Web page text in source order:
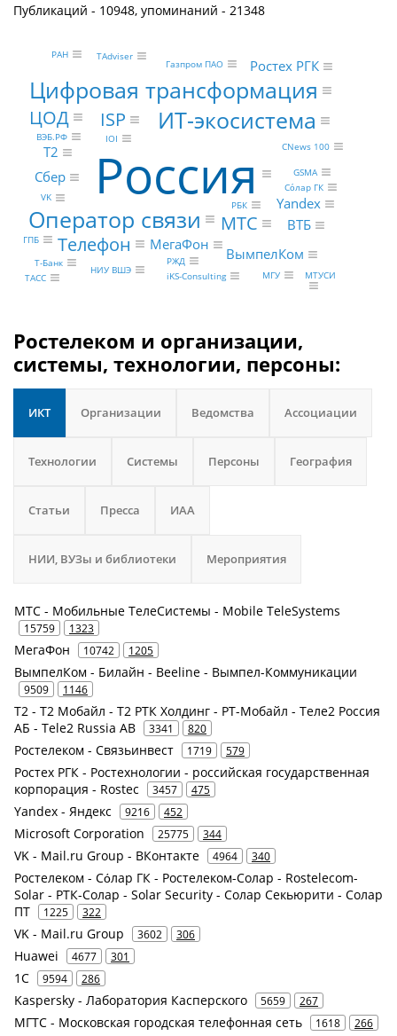
Публикаций - 10948, упоминаний - 21348
Россия
ИТ-экосистема
Оператор связи
Цифровая трансформация
ISP
МТС
Телефон
ЦОД
МегаФон
ВымпелКом
Т2
Сбер
Ростех РГК
ВТБ
Yandex
РБК
VK
IOI
РЖД
Сόлар ГК
GSMA
CNews 100
ГПБ
Газпром ПАО
Т-Банк
ВЭБ.РФ
НИУ ВШЭ
ТАСС iKS-Consulting МГУ МТУСИ
TAdviser
РАН
Ростелеком и организации,
системы, технологии, персоны:
ИКТ Организации Ведомства Ассоциации
Технологии Системы Персоны География
Статьи Пресса ИАА
НИИ, ВУЗы и библиотеки Мероприятия
МТС - Мобильные ТелеСистемы - Mobile TeleSystems
15759 1323
МегаФон 10742 1205
ВымпелКом - Билайн - Beeline - Вымпел-Коммуникации
9509 1146
Т2 - Т2 Мобайл - Т2 РТК Холдинг - РТ-Мобайл - Теле2 Россия
АБ - Tele2 Russia AB
3341 820
Ростелеком - Связьинвест 1719 579
Ростех РГК - Ростехнологии - российская государственная
корпорация - Rostec
3457 475
Yandex - Яндекс 9216 452
Microsoft Corporation 25775 344
VK - Mail.ru Group - ВКонтакте 4964 340
Ростелеком - Сόлар ГК - Ростелеком-Солар - Rostelecom-
Solar - РТК-Солар - Solar Security - Солар Секьюрити - Солар
ПТ
1225 322
VK - Mail.ru Group 3602 306
Huawei 4677 301
1С 9594 286
Kaspersky - Лаборатория Касперского 5659 267
МГТС - Московская городская телефонная сеть 1618 266